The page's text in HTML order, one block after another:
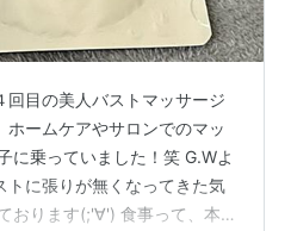
回目の美人バストマッサージ
ームケアやサロンでのマッ
に乗っていました！笑 G.Wよ
トに張りが無くなってきた気
おります(;'∀') 食事って、本当